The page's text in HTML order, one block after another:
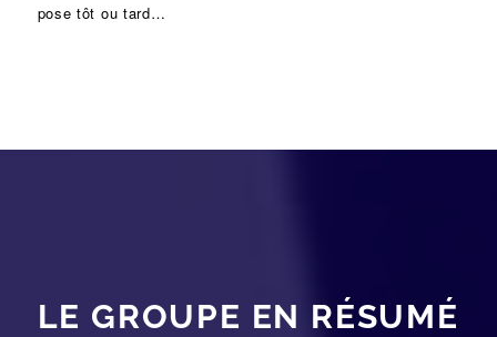
pose tôt ou tard…
LE GROUPE EN RÉSUMÉ